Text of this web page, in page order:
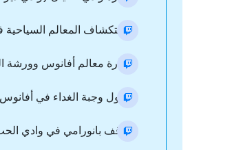
- استكشاف المعالم
- زيارة معالم أفانوس وورشة
- تناول وجبة الغداء في أفانوس
- توقف بانورامي في وادي